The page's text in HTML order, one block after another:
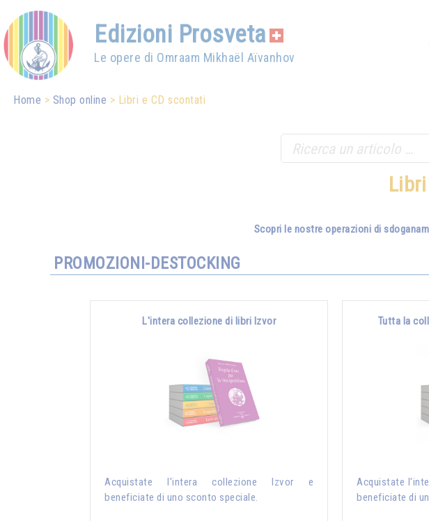
Edizioni Prosveta
Le opere di Omraam Mikhaël Aïvanhov
Home Shop online Libri e CD scontati
Scopri le nostre operazioni di
PROMOZIONI-DESTOCKING
L'intera collezione di libri Izvor
Acquistate l'intera collezione Izvor e
beneficiate di uno sconto speciale.
Tutta la
Acquistate
beneficiate di